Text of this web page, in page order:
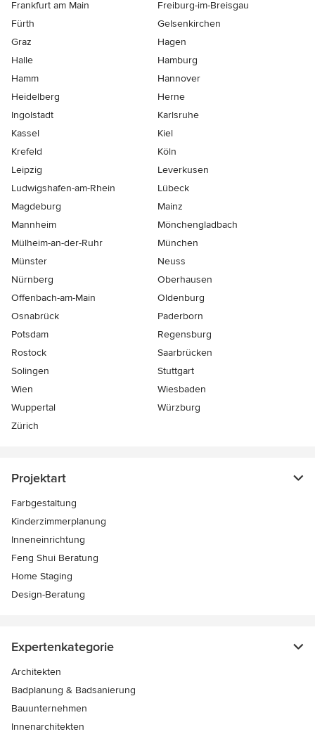
Frankfurt am Main
Freiburg-im-Breisgau
Fürth
Gelsenkirchen
Graz
Hagen
Halle
Hamburg
Hamm
Hannover
Heidelberg
Herne
Ingolstadt
Karlsruhe
Kassel
Kiel
Krefeld
Köln
Leipzig
Leverkusen
Ludwigshafen-am-Rhein
Lübeck
Magdeburg
Mainz
Mannheim
Mönchen­gladbach
Mülheim-an-der-Ruhr
München
Münster
Neuss
Nürnberg
Oberhausen
Offenbach-am-Main
Oldenburg
Osnabrück
Paderborn
Potsdam
Regensburg
Rostock
Saarbrücken
Solingen
Stuttgart
Wien
Wiesbaden
Wuppertal
Würzburg
Zürich
Projektart
Farbgestaltung
Kinderzimmerplanung
Inneneinrichtung
Feng Shui Beratung
Home Staging
Design-Beratung
Expertenkategorie
Architekten
Badplanung & Badsanierung
Bauunternehmen
Innenarchitekten